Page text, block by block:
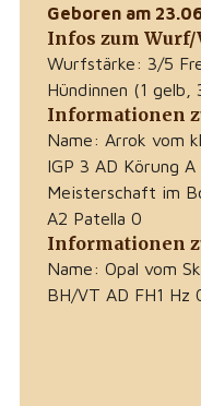
Geboren am
Infos zum
Wurfstärke: 3/5
Hündinnen (1
Informationen
Name: Arrok vom
IGP 3 AD Körung
Meisterschaft im
A2 Patella 0
Informationen
Name: Opal vom
BH/VT AD FH1 Hz